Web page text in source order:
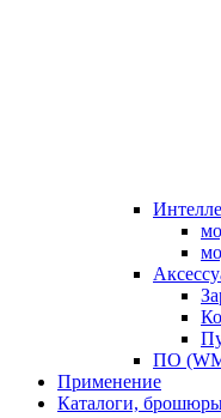
ПО
Применение
Каталоги,